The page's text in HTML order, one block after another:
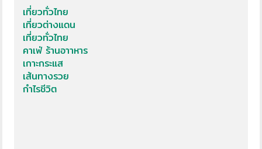
เที่ยวทั่วไทย
เที่ยวต่างแดน
เที่ยวทั่วไทย
คาเฟ่ ร้านอาาหาร
เกาะกระแส
เส้นทางรวย
กำไรชีวิต